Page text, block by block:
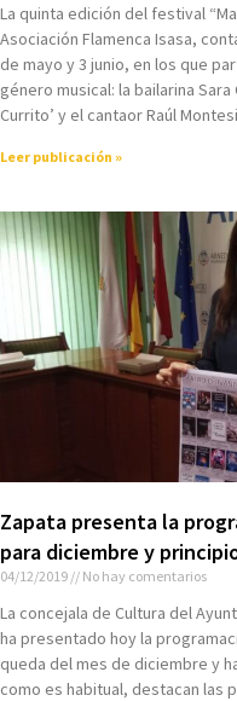
La quinta edición del festival
Asociación Flamenca Isasa,
de mayo y 3 junio, en los que
género musical: la bailarina
Currito’ y el cantaor Raúl
Leer publicación »
Zapata presenta la
para diciembre y
04/12/2019 No hay comentarios
La concejala de Cultura del
ha presentado hoy la
queda del mes de diciembre y
como es habitual, destacan las